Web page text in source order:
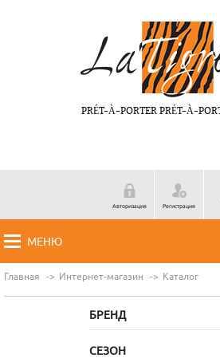
PRÉT-À-PORTER PRÉT-À-
Авторизация Регистрация
МЕНЮ
Главная Интернет-магазин Каталог
БРЕНД
СЕЗОН